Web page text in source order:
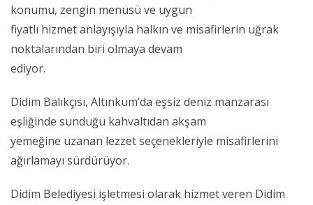
konumu, zengin menüsü ve uygun
fiyatlı hizmet anlayışıyla halkın ve misafirlerin uğrak
noktalarından biri olmaya devam
ediyor.
Didim Balıkçısı, Altınkum’da eşsiz deniz manzarası
eşliğinde sunduğu kahvaltıdan akşam
yemeğine uzanan lezzet seçenekleriyle misafirlerini
ağırlamayı sürdürüyor.
Didim Belediyesi işletmesi olarak hizmet veren Didim